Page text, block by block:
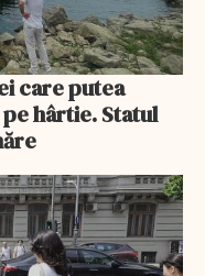
care putea
hârtie. Statul